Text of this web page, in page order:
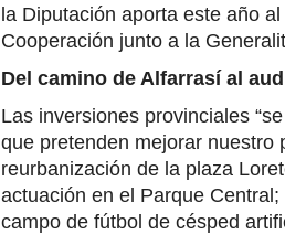
la Diputación aporta este año
Cooperación junto a la
Del camino de Alfarrasí al
Las inversiones provinciales
que pretenden mejorar nuestro
reurbanización de la plaza
actuación en el Parque
campo de fútbol de césped